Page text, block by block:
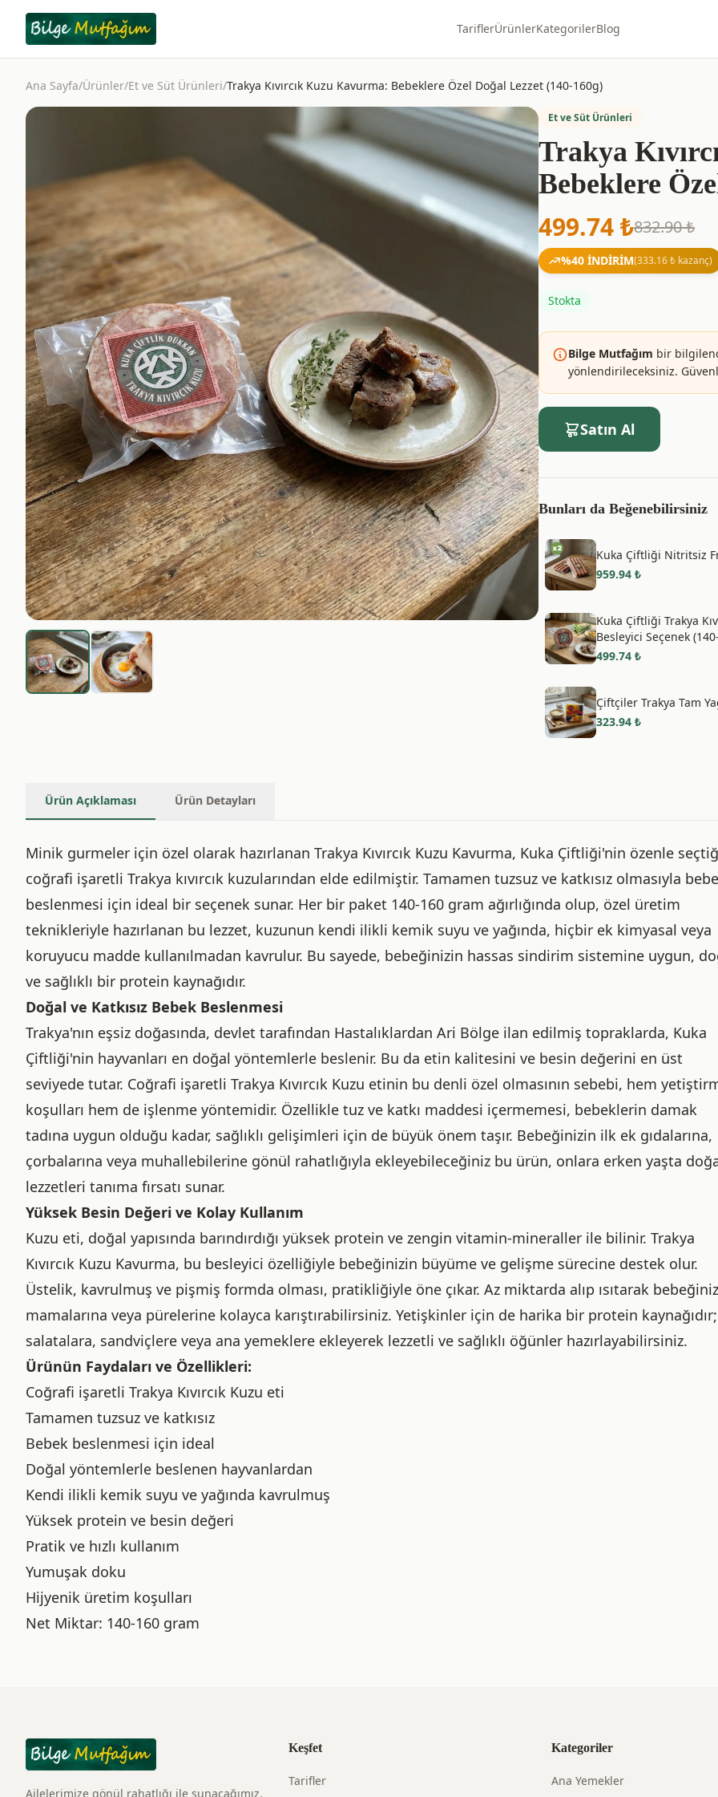
TariflerÜrünlerKategorilerBlog
Ana Sayfa/Ürünler/Et ve Süt Ürünleri/Trakya Kıvırcık Kuzu Kavurma: Bebeklere Özel Doğal Lezzet (140-160g)
Et ve Süt Ürünleri
Trakya
Bebeklere
499.74₺832.90₺
%40 İNDİRİM(333.16₺ kazanç)
Stokta
Bilge Mutfağım bir
yönlendirileceksiniz.
Satın Al
Bunları da Beğenebilirsiniz
Kuka Çiftliği Nitritsiz
959.94 ₺
Kuka Çiftliği Trakya
Besleyici Seçenek
499.74 ₺
Çiftçiler Trakya Tam
323.94 ₺
Ürün Açıklaması Ürün Detayları
Minik gurmeler için özel olarak hazırlanan Trakya Kıvırcık Kuzu Kavurma, Kuka Çiftliği'nin özenle
coğrafi işaretli Trakya kıvırcık kuzularından elde edilmiştir. Tamamen tuzsuz ve katkısız olmasıyla
beslenmesi için ideal bir seçenek sunar. Her bir paket 140-160 gram ağırlığında olup, özel üretim
teknikleriyle hazırlanan bu lezzet, kuzunun kendi ilikli kemik suyu ve yağında, hiçbir ek kimyasal veya
koruyucu madde kullanılmadan kavrulur. Bu sayede, bebeğinizin hassas sindirim sistemine uygun,
ve sağlıklı bir protein kaynağıdır.
Doğal ve Katkısız Bebek Beslenmesi
Trakya'nın eşsiz doğasında, devlet tarafından Hastalıklardan Ari Bölge ilan edilmiş topraklarda, Kuka
Çiftliği'nin hayvanları en doğal yöntemlerle beslenir. Bu da etin kalitesini ve besin değerini en üst
seviyede tutar. Coğrafi işaretli Trakya Kıvırcık Kuzu etinin bu denli özel olmasının sebebi, hem
koşulları hem de işlenme yöntemidir. Özellikle tuz ve katkı maddesi içermemesi, bebeklerin damak
tadına uygun olduğu kadar, sağlıklı gelişimleri için de büyük önem taşır. Bebeğinizin ilk ek gıdalarına,
çorbalarına veya muhallebilerine gönül rahatlığıyla ekleyebileceğiniz bu ürün, onlara erken yaşta
lezzetleri tanıma fırsatı sunar.
Yüksek Besin Değeri ve Kolay Kullanım
Kuzu eti, doğal yapısında barındırdığı yüksek protein ve zengin vitamin-mineraller ile bilinir. Trakya
Kıvırcık Kuzu Kavurma, bu besleyici özelliğiyle bebeğinizin büyüme ve gelişme sürecine destek olur.
Üstelik, kavrulmuş ve pişmiş formda olması, pratikliğiyle öne çıkar. Az miktarda alıp ısıtarak
mamalarına veya pürelerine kolayca karıştırabilirsiniz. Yetişkinler için de harika bir protein kaynağıdır;
salatalara, sandviçlere veya ana yemeklere ekleyerek lezzetli ve sağlıklı öğünler hazırlayabilirsiniz.
Ürünün Faydaları ve Özellikleri:
Coğrafi işaretli Trakya Kıvırcık Kuzu eti
Tamamen tuzsuz ve katkısız
Bebek beslenmesi için ideal
Doğal yöntemlerle beslenen hayvanlardan
Kendi ilikli kemik suyu ve yağında kavrulmuş
Yüksek protein ve besin değeri
Pratik ve hızlı kullanım
Yumuşak doku
Hijyenik üretim koşulları
Net Miktar: 140-160 gram
Ailelerimize gönül rahatlığı ile sunacağımız,
Keşfet
Tarifler
Kategoriler
Ana Yemekler